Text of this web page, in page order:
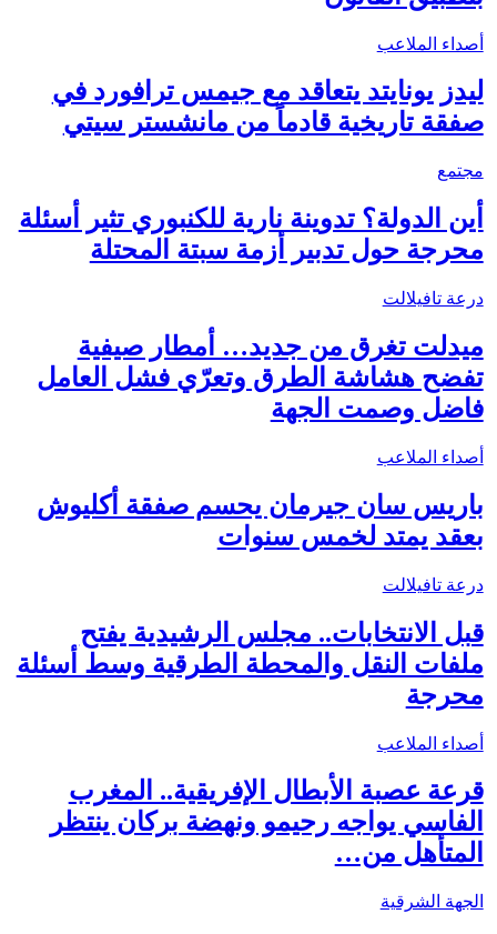
أصداء الملاعب
ليدز يونايتد يتعاقد مع جيمس ترافورد في
صفقة تاريخية قادماً من مانشستر سيتي
مجتمع
أين الدولة؟ تدوينة نارية للكنبوري تثير أسئلة
محرجة حول تدبير أزمة سبتة المحتلة
درعة تافيلالت
ميدلت تغرق من جديد… أمطار صيفية
تفضح هشاشة الطرق وتعرّي فشل العامل
فاضل وصمت الجهة
أصداء الملاعب
باريس سان جيرمان يحسم صفقة أكليوش
بعقد يمتد لخمس سنوات
درعة تافيلالت
قبل الانتخابات.. مجلس الرشيدية يفتح
ملفات النقل والمحطة الطرقية وسط أسئلة
محرجة
أصداء الملاعب
قرعة عصبة الأبطال الإفريقية.. المغرب
الفاسي يواجه رحيمو ونهضة بركان ينتظر
المتأهل من…
الجهة الشرقية